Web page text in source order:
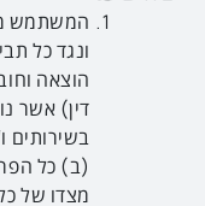
המשתמש
ונגד כל
הוצאה
דין) אשר
(ב) כל
מצדו של